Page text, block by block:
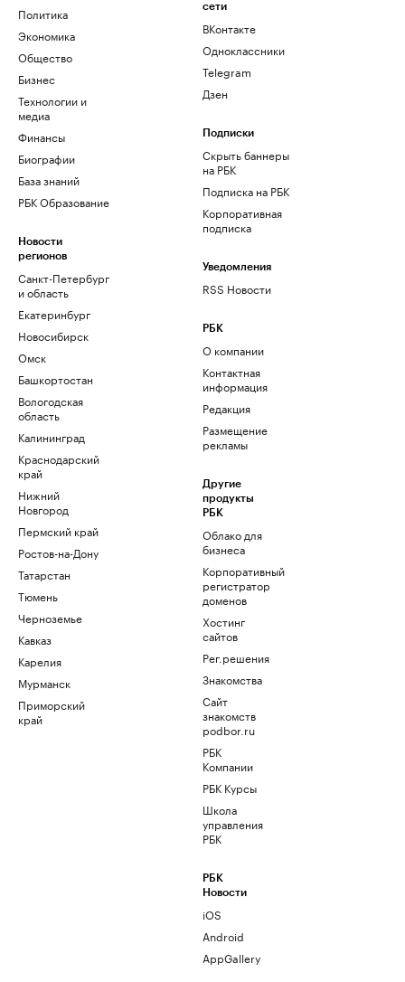
Политика
Экономика
Общество
Бизнес
Технологии и
медиа
Финансы
Биографии
База знаний
РБК Образование
Новости
регионов
Санкт-Петербург
и область
Екатеринбург
Новосибирск
Омск
Башкортостан
Вологодская
область
Калининград
Краснодарский
край
Нижний
Новгород
Пермский край
Ростов-на-Дону
Татарстан
Тюмень
Черноземье
Кавказ
Карелия
Мурманск
Приморский
край
сети
ВКонтакте
Одноклассники
Telegram
Дзен
Подписки
Скрыть баннеры
на РБК
Подписка на РБК
Корпоративная
подписка
Уведомления
RSS Новости
РБК
О компании
Контактная
информация
Редакция
Размещение
рекламы
Другие
продукты
РБК
Облако для
бизнеса
Корпоративный
регистратор
доменов
Хостинг
сайтов
Рег.решения
Знакомства
Сайт
знакомств
podbor.ru
РБК
Компании
РБК Курсы
Школа
управления
РБК
РБК
Новости
iOS
Android
AppGallery